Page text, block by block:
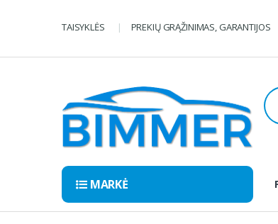
TAISYKLĖS PREKIŲ GRĄŽINIMAS, GARANTIJOS
MARKĖ